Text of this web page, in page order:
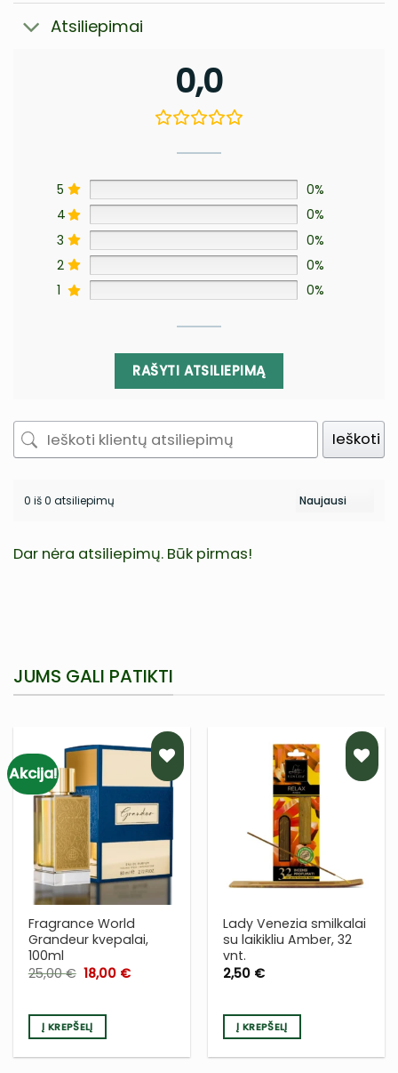
Atsiliepimai
0,0
5
0%
4
0%
3
0%
2
0%
1
0%
RAŠYTI ATSILIEPIMĄ
Ieškoti
0 iš 0 atsiliepimų
Dar nėra atsiliepimų. Būk pirmas!
JUMS GALI PATIKTI
Akcija!
PRIDĖTI
Į NORŲ
SĄRAŠĄ
Fragrance World
Grandeur kvepalai,
100ml
25,00€ Original
price
18,00 €Current
Į KREPŠELĮ
Lady Venezia smilkalai
su laikikliu Amber, 32
vnt.
2,50 €
Į KREPŠELĮ